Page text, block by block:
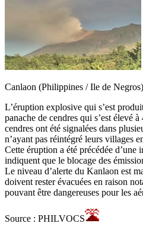
Canlaon (Philippines / Ile de Negros)
L’éruption explosive qui s’est
panache de cendres qui s’est élevé
cendres ont été signalées dans
n’ayant pas réintégré leurs villages
Cette éruption a été précédée
indiquent que le blocage des
Le niveau d’alerte du Kanlaon est
doivent rester évacuées en raison
pouvant être dangereuses pour les
Source : PHILVOCS